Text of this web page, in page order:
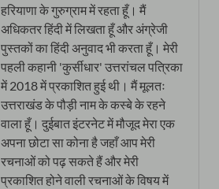
हरियाणा के गुरुग्राम में रहता हूँ। मैं
अधिकतर हिंदी में लिखता हूँ और अंग्रेजी
पुस्तकों का हिंदी अनुवाद भी करता हूँ। मेरी
पहली कहानी 'कुर्सीधार' उत्तरांचल पत्रिका
में 2018 में प्रकाशित हुई थी। मैं मूलतः
उत्तराखंड के पौड़ी नाम के कस्बे के रहने
वाला हूँ। दुईबात इंटरनेट में मौजूद मेरा एक
अपना छोटा सा कोना है जहाँ आप मेरी
रचनाओं को पढ़ सकते हैं और मेरी
प्रकाशित होने वाली रचनाओं के विषय में